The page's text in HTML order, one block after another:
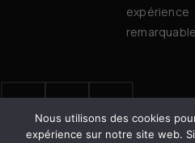
expérience
© 2025 Tasneem Couture & Beauté.
Nous utilisons des cookies
expérience sur notre site web.